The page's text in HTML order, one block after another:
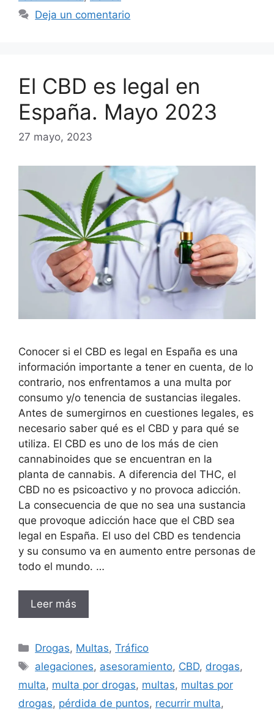
Deja un comentario
El CBD es legal en
España. Mayo 2023
27 mayo, 2023
Conocer si el CBD es legal en España es una
información importante a tener en cuenta, de lo
contrario, nos enfrentamos a una multa por
consumo y/o tenencia de sustancias ilegales.
Antes de sumergirnos en cuestiones legales, es
necesario saber qué es el CBD y para qué se
utiliza. El CBD es uno de los más de cien
cannabinoides que se encuentran en la
planta de cannabis. A diferencia del THC, el
CBD no es psicoactivo y no provoca adicción.
La consecuencia de que no sea una sustancia
que provoque adicción hace que el CBD sea
legal en España. El uso del CBD es tendencia
y su consumo va en aumento entre personas de
todo el mundo. …
Leer más
Categorías
Drogas, Multas,Tráfico
Etiquetas
alegaciones, asesoramiento, CBD, drogas,
multa, multa por drogas, multas, multas por
drogas, pérdida de puntos, recurrir multa,